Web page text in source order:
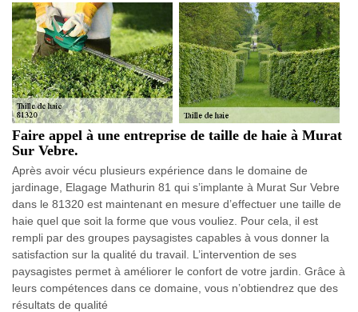
Faire appel à une entreprise de taille de haie à Murat
Sur Vebre.
Après avoir vécu plusieurs expérience dans le domaine de
jardinage, Elagage Mathurin 81 qui s’implante à Murat Sur Vebre
dans le 81320 est maintenant en mesure d’effectuer une taille de
haie quel que soit la forme que vous vouliez. Pour cela, il est
rempli par des groupes paysagistes capables à vous donner la
satisfaction sur la qualité du travail. L’intervention de ses
paysagistes permet à améliorer le confort de votre jardin. Grâce à
leurs compétences dans ce domaine, vous n’obtiendrez que des
résultats de qualité